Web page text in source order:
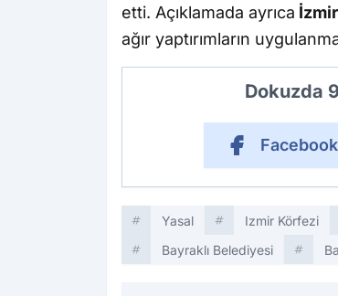
etti. Açıklamada ayrıca
ağır yaptırımların
Dokuzda
Facebook
Yasal Izmir Körfezi
Bayraklı Belediyesi